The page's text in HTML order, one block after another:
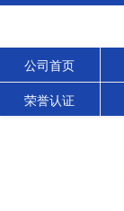
公司首页
荣誉认证